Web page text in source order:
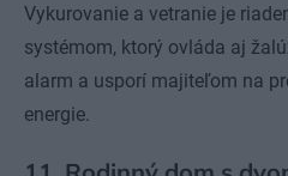
Vykurovanie a vetranie je
systémom, ktorý ovláda aj
alarm a usporí majiteľom na
energie.